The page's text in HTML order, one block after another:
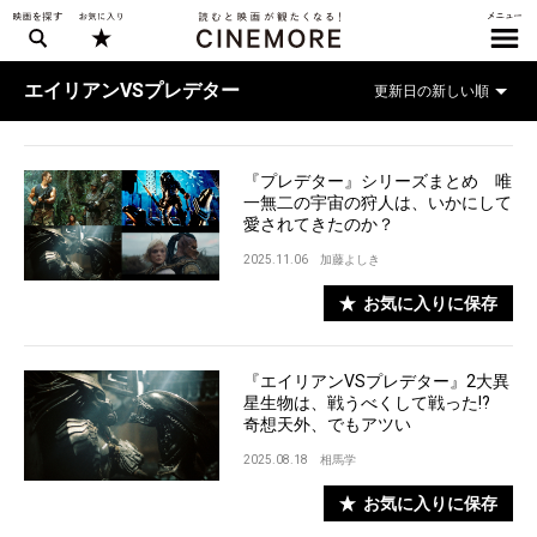
エイリアンVSプレデター
『プレデター』シリーズまとめ 唯
一無二の宇宙の狩人は、いかにして
愛されてきたのか？
2025.11.06 加藤よしき
お気に入りに保存
『エイリアンVSプレデター』2大異
星生物は、戦うべくして戦った!?
奇想天外、でもアツい
2025.08.18 相馬学
お気に入りに保存